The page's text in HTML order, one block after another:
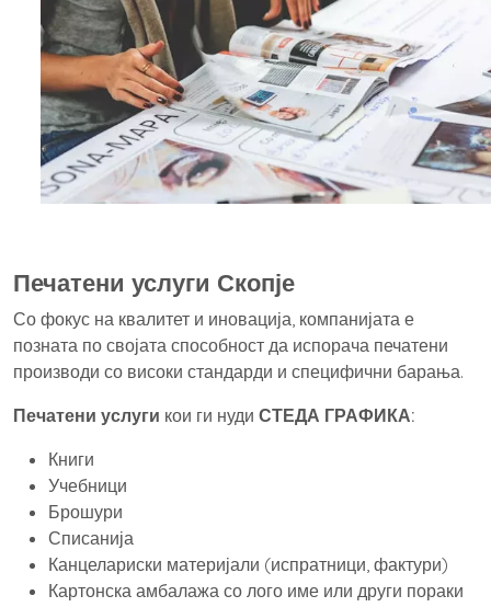
Печатени услуги Скопје
Со фокус на квалитет и иновација, компанијата е
позната по својата способност да испорача печатени
производи со високи стандарди и специфични барања.
Печатени услуги кои ги нуди СТЕДА ГРАФИКА:
Книги
Учебници
Брошури
Списанија
Канцелариски материјали (испратници, фактури)
Картонска амбалажа со лого име или други пораки